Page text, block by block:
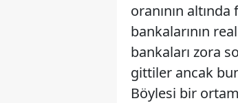
oranının
bankalarının
bankaları zora
gittiler ancak
Böylesi bir